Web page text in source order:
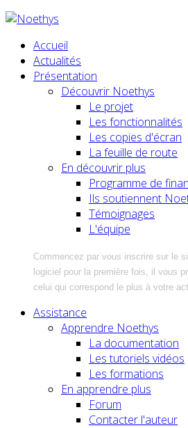
Accueil
Actualités
Présentation
Découvrir Noethys
Le projet
Les fonctionnalités
Les copies d'écran
La feuille de route
En découvrir plus
Programme de
Ils soutiennent
Témoignages
L'équipe
Commencez par vous inscrire sur le
logiciel pour la première fois, il vous
celui qui correspond le plus à votre
Assistance
Apprendre Noethys
La documentation
Les tutoriels vidéos
Les formations
En apprendre plus
Forum
Contacter l'auteur